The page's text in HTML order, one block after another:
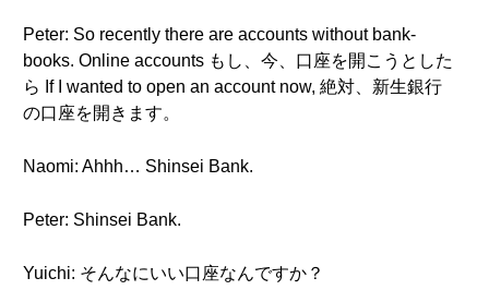
Peter: So recently there are accounts without bank-
books. Online accounts もし、今、口座を開こうとした
ら If I wanted to open an account now, 絶対、新生銀行
の口座を開きます。
Naomi: Ahhh… Shinsei Bank.
Peter: Shinsei Bank.
Yuichi: そんなにいい口座なんですか？